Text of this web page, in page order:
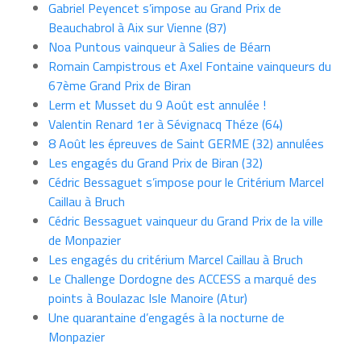
Gabriel Peyencet s’impose au Grand Prix de
Beauchabrol à Aix sur Vienne (87)
Noa Puntous vainqueur à Salies de Béarn
Romain Campistrous et Axel Fontaine vainqueurs du
67ème Grand Prix de Biran
Lerm et Musset du 9 Août est annulée !
Valentin Renard 1er à Sévignacq Théze (64)
8 Août les épreuves de Saint GERME (32) annulées
Les engagés du Grand Prix de Biran (32)
Cédric Bessaguet s’impose pour le Critérium Marcel
Caillau à Bruch
Cédric Bessaguet vainqueur du Grand Prix de la ville
de Monpazier
Les engagés du critérium Marcel Caillau à Bruch
Le Challenge Dordogne des ACCESS a marqué des
points à Boulazac Isle Manoire (Atur)
Une quarantaine d’engagés à la nocturne de
Monpazier